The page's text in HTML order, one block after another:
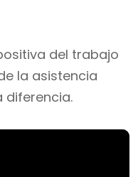
del trabajo
la asistencia
diferencia.